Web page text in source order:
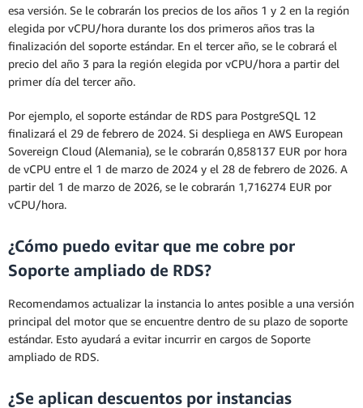
esa versión. Se le cobrarán los precios de los años 1 y 2 en la región
elegida por vCPU/hora durante los dos primeros años tras la
finalización del soporte estándar. En el tercer año, se le cobrará el
precio del año 3 para la región elegida por vCPU/hora a partir del
primer día del tercer año.
Por ejemplo, el soporte estándar de RDS para PostgreSQL 12
finalizará el 29 de febrero de 2024. Si despliega en AWS European
Sovereign Cloud (Alemania), se le cobrarán 0,858137 EUR por hora
de vCPU entre el 1 de marzo de 2024 y el 28 de febrero de 2026. A
partir del 1 de marzo de 2026, se le cobrarán 1,716274 EUR por
vCPU/hora.
¿Cómo puedo evitar que me cobre por
Soporte ampliado de RDS?
Recomendamos actualizar la instancia lo antes posible a una versión
principal del motor que se encuentre dentro de su plazo de soporte
estándar. Esto ayudará a evitar incurrir en cargos de Soporte
ampliado de RDS.
¿Se aplican descuentos por instancias